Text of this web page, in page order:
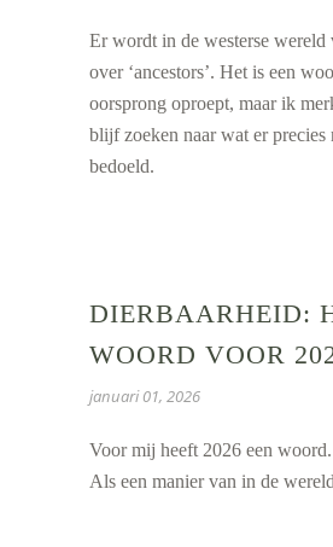
Er wordt in de westerse wereld
over ‘ancestors’. Het is een
oorsprong oproept, maar ik
blijf zoeken naar wat er precies
bedoeld.
DIERBAARHEID:
WOORD VOOR
januari 01, 2026
Voor mij heeft 2026 een
Als een manier van in de